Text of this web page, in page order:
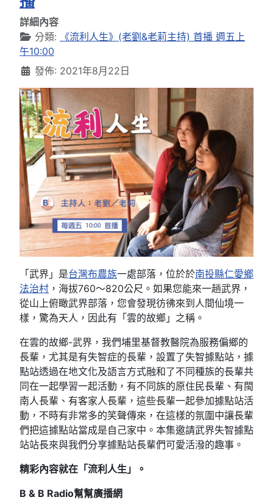
詳細內容
分類:
《流利人生》(老劉&老莉主持) 首播 週五上
午10:00
發佈: 2021年8月22日
「武界」是台灣布農族一處部落，位於於南投縣仁愛鄉
法治村 ，海拔760～820公尺。如果您能來一趟武界，
從山上俯瞰武界部落，您會發現彷彿來到人間仙境一
樣，驚為天人，因此有「雲的故鄉」之稱。
在雲的故鄉-武界，我們埔里基督教醫院為服務偏鄉的
長輩，尤其是有失智症的長輩，設置了失智據點站，據
點站透過在地文化及語言方式融和了不同種族的長輩共
同在一起學習一起活動，有不同族的原住民長輩、有閩
南人長輩、有客家人長輩，這些長輩一起參加據點站活
動，不時有非常多的笑聲傳來，在這樣的氛圍中讓長輩
們把這據點站當成是自己家中。本集邀請武界失智據點
站站長來與我們分享據點站長輩們可愛活潑的趣事。
精彩內容就在「流利人生」。
B & B Radio幫幫廣播網